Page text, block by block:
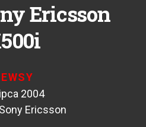
Ericsson
2004
Sony Ericsson